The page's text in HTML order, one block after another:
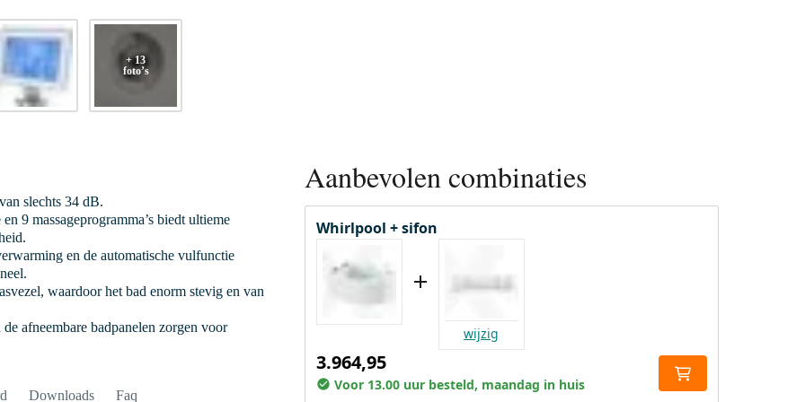
+ 13
foto’s
slechts 34 dB.
9 massageprogramma’s biedt ultieme
en de automatische vulfunctie
waardoor het bad enorm stevig en van
afneembare badpanelen zorgen voor
Downloads Faq
Aanbevolen combinaties
Whirlpool + sifon
wijzig
3.964,95
Voor 13.00 uur besteld, maandag in huis